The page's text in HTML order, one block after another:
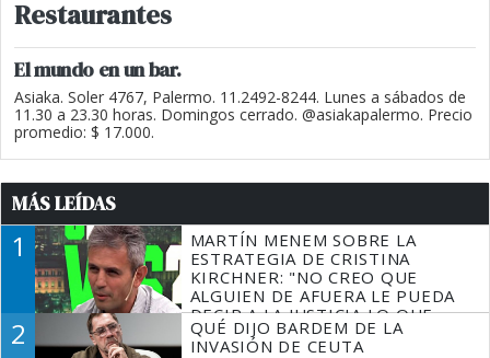
Restaurantes
El mundo en un bar.
Asiaka. Soler 4767, Palermo. 11.2492-8244. Lunes a sábados de
11.30 a 23.30 horas. Domingos cerrado. @asiakapalermo. Precio
promedio: $ 17.000.
MÁS LEÍDAS
1
MARTÍN MENEM SOBRE LA
ESTRATEGIA DE CRISTINA
KIRCHNER: "NO CREO QUE
ALGUIEN DE AFUERA LE PUEDA
DECIR A LA JUSTICIA LO QUE
TIENE QUE HACER"
2
QUÉ DIJO BARDEM DE LA
INVASIÓN DE CEUTA